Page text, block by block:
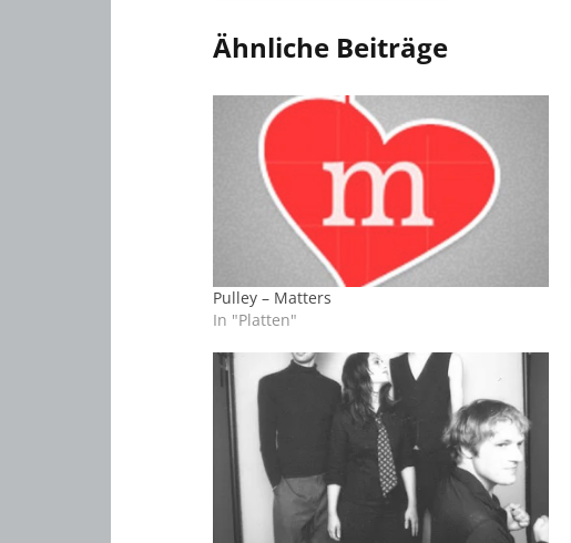
Ähnliche Beiträge
Pulley – Matters
In "Platten"